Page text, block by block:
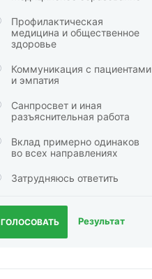
Профилактическая
медицина и общественное
здоровье
Коммуникация с пациентами
и эмпатия
Санпросвет и иная
разъяснительная работа
Вклад примерно одинаков
во всех направлениях
Затрудняюсь ответить
ГОЛОСОВАТЬ Результат